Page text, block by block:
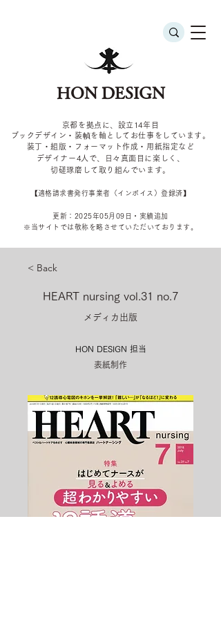
HON DESIGN
京都を拠点に、設立14年目
ブックデザイン・装幀を軸としてお仕事をしています。
装丁・組版・フォーマット作成・用紙指定など
デザイナー4 人で、日々真面目に楽しく、
切磋琢磨して取り組んでいます。
​【適格請求書発行事業者（インボイス）登録済】
更新：2025年05 月09 日・実績追加
​※当サイトでは敬称を 略させていただいております。
< Back
HEART nursing vol.31 no.7
メディカ出版
HON DESIGN​ 担当
表紙制作